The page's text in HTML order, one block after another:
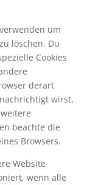
um
löschen. Du
Cookies
derart
wirst,
beachte die
Browsers.
Website
wenn alle